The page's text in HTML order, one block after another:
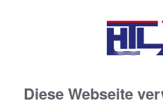
Diese Webseite